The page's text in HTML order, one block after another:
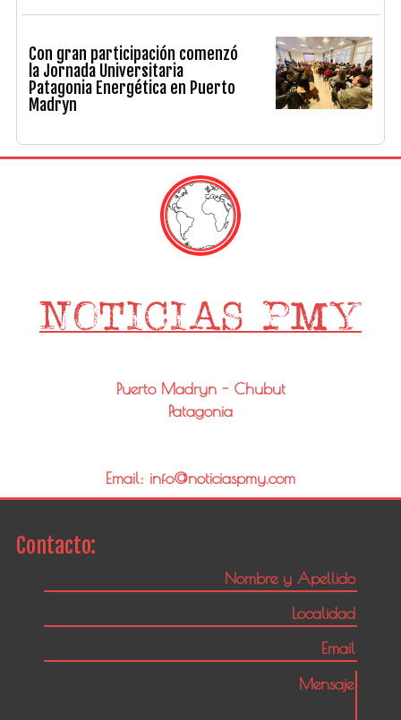
Con gran participación comenzó
la Jornada Universitaria
Patagonia Energética en Puerto
Madryn
Puerto Madryn - Chubut
Patagonia
Email: info@noticiaspmy.com
Contacto: